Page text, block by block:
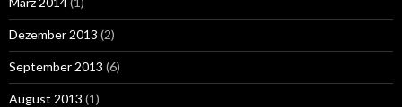
Dezember 2013 (2)
September 2013 (6)
August 2013 (1)